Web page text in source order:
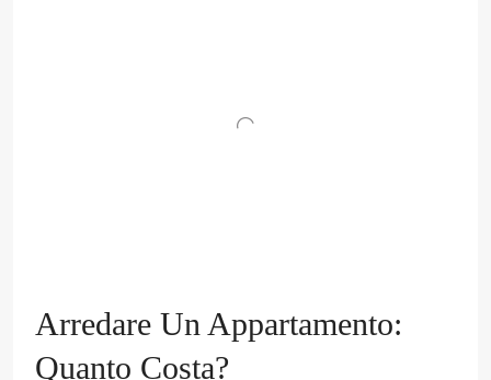
Arredare Un Appartamento:
Quanto Costa?